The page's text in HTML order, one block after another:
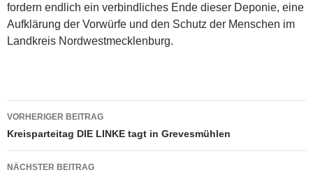
fordern endlich ein verbindliches Ende dieser Deponie, eine
Aufklärung der Vorwürfe und den Schutz der Menschen im
Landkreis Nordwestmecklenburg.
Beitragsnavigation
VORHERIGER BEITRAG
Kreisparteitag DIE LINKE tagt in Grevesmühlen
NÄCHSTER BEITRAG